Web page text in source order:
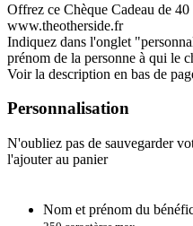
Offrez ce Chèque Cadeau de
www.theotherside.fr
Indiquez dans l'onglet
prénom de la personne à qui le
Voir la description en bas de
Personnalisation
N'oubliez pas de sauvegarder
l'ajouter au panier
Nom et prénom du